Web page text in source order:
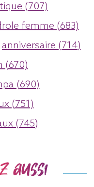
(707)
femme (683)
anniversaire (714)
(670)
(690)
(751)
(745)
aussi